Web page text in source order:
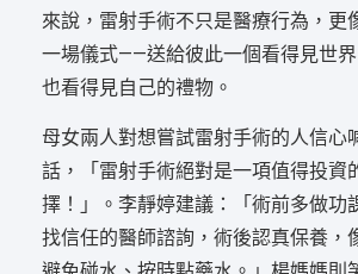
來說，雷射手術不只是醫療行為，更
一場儀式——送給彼此一個看得見世界
也看得見自己的禮物。
母女兩人對想嘗試雷射手術的人信心
話，「雷射手術絕對是一項值得投資
擇！」。李靜婷建議：「術前多做功
找信任的醫師諮詢，術後認真保養，